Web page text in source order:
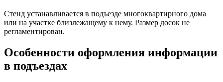
Стенд устанавливается в подъезде многоквартирного дома
или на участке близлежащему к нему. Размер досок не
регламентирован.
Особенности оформления информации
в подъездах